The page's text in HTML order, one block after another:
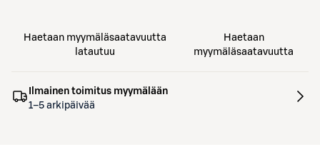
Haetaan myymäläsaatavuutta
latautuu
Haetaan
myymäläsaatavuutta
Ilmainen toimitus myymälään
1–5 arkipäivää